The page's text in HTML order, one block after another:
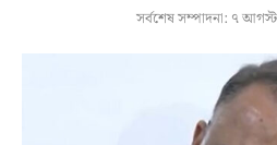
সর্বশেষ সম্পাদনা: ৭